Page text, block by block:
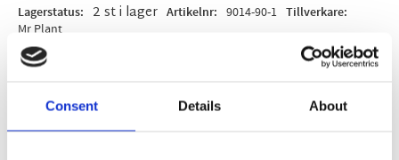
Consent Details About
Lagerstatus 2 st i lager Artikelnr 9014-90-1 Tillverkare
Mr Plant
Enkel betalning med Klarna